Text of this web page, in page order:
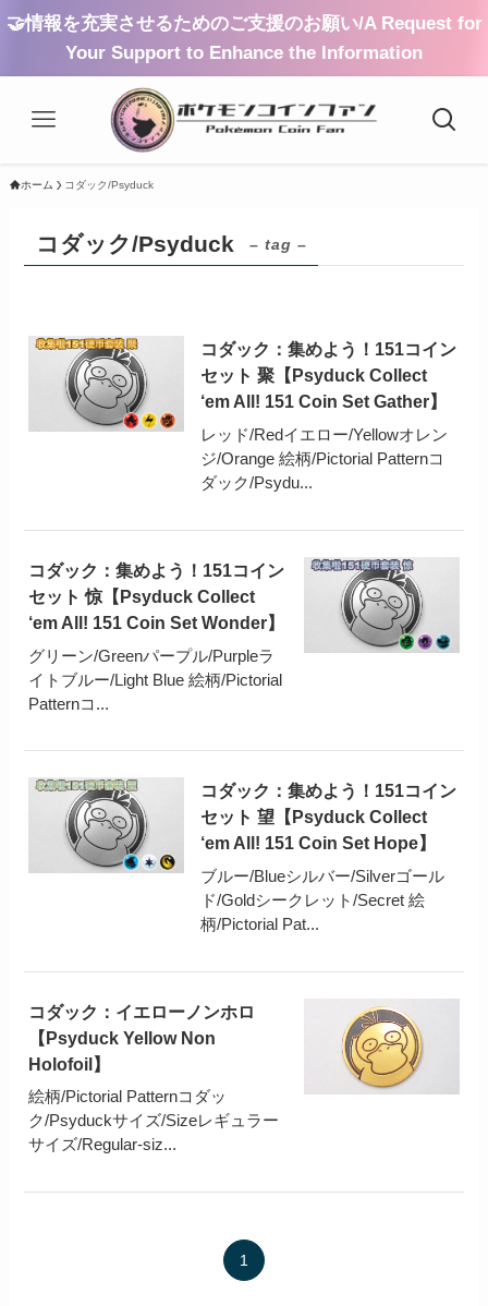
🤝情報を充実させるためのご支援のお願い/A Request for
Your Support to Enhance the Information
ホーム コダック/Psyduck
コダック/Psyduck – tag –
コダック：集めよう！151コイン
セット 聚【Psyduck Collect
‘em All! 151 Coin Set Gather】
レッド/Redイエロー/Yellowオレン
ジ/Orange 絵柄/Pictorial Patternコ
ダック/Psydu...
コダック：集めよう！151コイン
セット 惊【Psyduck Collect
‘em All! 151 Coin Set Wonder】
グリーン/Greenパープル/Purpleラ
イトブルー/Light Blue 絵柄/Pictorial
Patternコ...
コダック：集めよう！151コイン
セット 望【Psyduck Collect
‘em All! 151 Coin Set Hope】
ブルー/Blueシルバー/Silverゴール
ド/Goldシークレット/Secret 絵
柄/Pictorial Pat...
コダック：イエローノンホロ
【Psyduck Yellow Non
Holofoil】
絵柄/Pictorial Patternコダッ
ク/Psyduckサイズ/Sizeレギュラー
サイズ/Regular-siz...
1